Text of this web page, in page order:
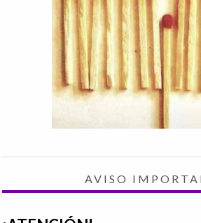
AVISO